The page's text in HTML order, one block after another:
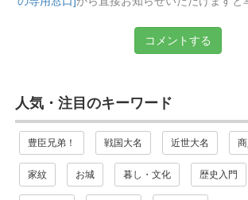
コメントする
人気・注目のキーワード
豊臣兄弟！ 戦国大名 近世大名
家紋 お城 暮し・文化 歴史入門